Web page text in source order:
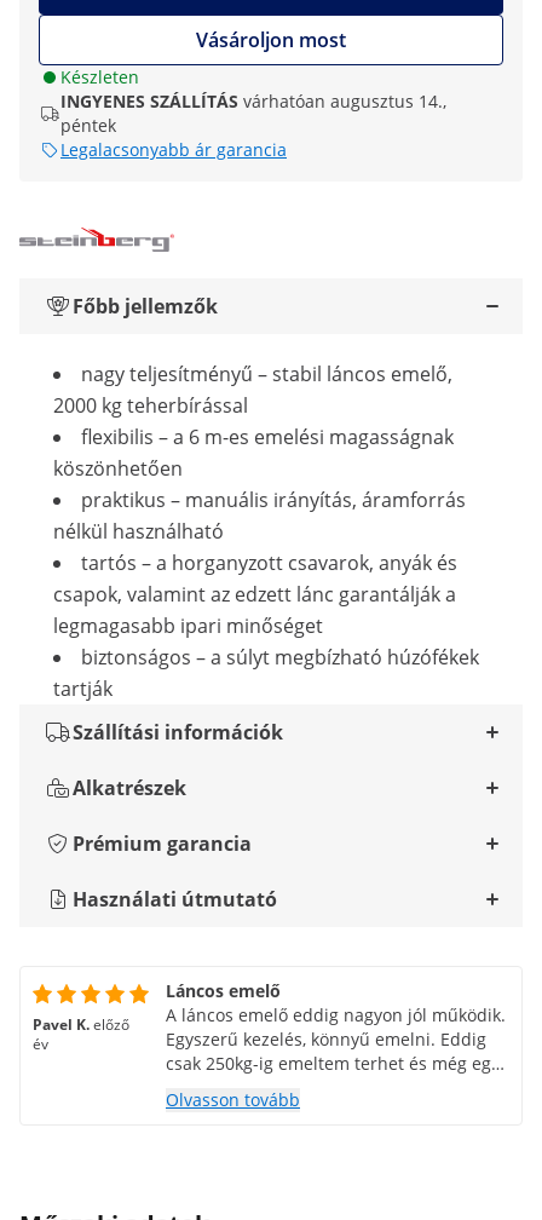
Vásároljon most
Készleten
INGYENES SZÁLLÍTÁS várhatóan augusztus 14.,
péntek
Legalacsonyabb ár garancia
Főbb jellemzők
nagy teljesítményű – stabil láncos emelő,
2000 kg teherbírással
flexibilis – a 6 m-es emelési magasságnak
köszönhetően
praktikus – manuális irányítás, áramforrás
nélkül használható
tartós – a horganyzott csavarok, anyák és
csapok, valamint az edzett lánc garantálják a
legmagasabb ipari minőséget
biztonságos – a súlyt megbízható húzófékek
tartják
Szállítási információk
Alkatrészek
Prémium garancia
Használati útmutató
Pavel K.előző
év
Láncos emelő
A láncos emelő eddig nagyon jól működik.
Egyszerű kezelés, könnyű emelni. Eddig
csak 250kg-ig emeltem terhet és még egy
kisgyerek is bírja. Erősen áttételes = kis
erő szükséges, de a löket lassú. 6m-ig
Olvasson tovább